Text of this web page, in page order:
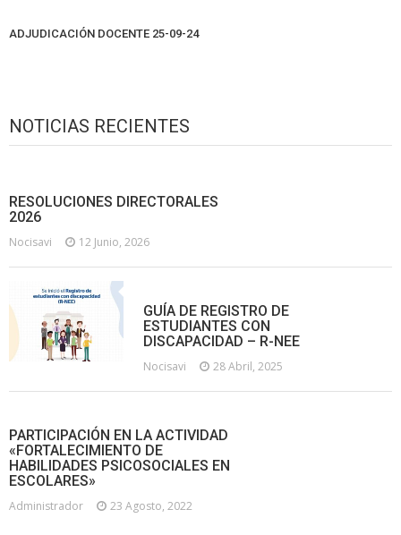
ADJUDICACIÓN DOCENTE 25-09-24
NOTICIAS RECIENTES
RESOLUCIONES DIRECTORALES
2026
Nocisavi 12 Junio, 2026
GUÍA DE REGISTRO DE
ESTUDIANTES CON
DISCAPACIDAD – R-NEE
Nocisavi 28 Abril, 2025
PARTICIPACIÓN EN LA ACTIVIDAD
«FORTALECIMIENTO DE
HABILIDADES PSICOSOCIALES EN
ESCOLARES»
Administrador 23 Agosto, 2022